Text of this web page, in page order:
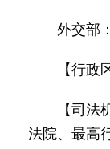
外交部
【行政
【司
法院、最高